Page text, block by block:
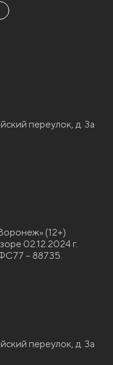
переулок, д. 3а
(12+)
02.12.2024 г.
– 88735.
переулок, д. 3а